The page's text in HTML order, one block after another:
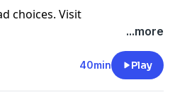
choices. Visit
...more
40min Play